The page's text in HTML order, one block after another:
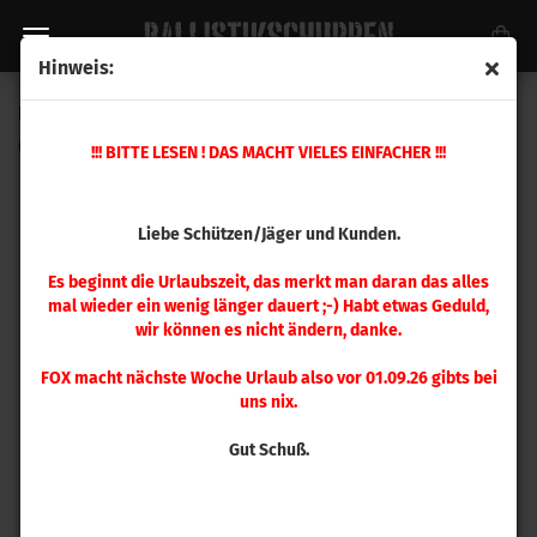
Hinweis:
!!! BITTE LESEN ! DAS MACHT VIELES EINFACHER !!!
Liebe Schützen/Jäger und Kunden.
Es beginnt die Urlaubszeit, das merkt man daran das alles
mal wieder ein wenig länger dauert ;-) Habt etwas Geduld,
wir können es nicht ändern, danke.
FOX macht nächste Woche Urlaub also vor 01.09.26 gibts bei
uns nix.
Gut Schuß.
119688)